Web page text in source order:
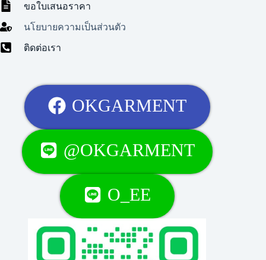
ขอใบเสนอราคา
นโยบายความเป็นส่วนตัว
ติดต่อเรา
OKGARMENT
@OKGARMENT
O_EE